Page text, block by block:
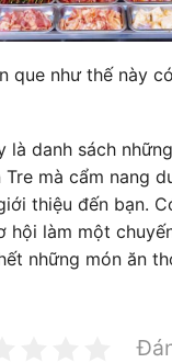
que như thế này
là danh sách
Tre mà cẩm nang
thiệu đến bạn.
hội làm một
những món ăn